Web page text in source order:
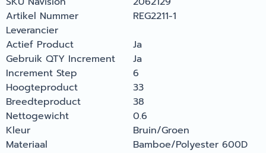
Artikel Nummer
Leverancier
REG2211-1
Actief Product
Ja
Gebruik QTY Increment
Ja
Increment Step
6
Hoogteproduct
33
Breedteproduct
38
Nettogewicht
0.6
Kleur
Bruin/Groen
Materiaal
Bamboe/Polyester 600D